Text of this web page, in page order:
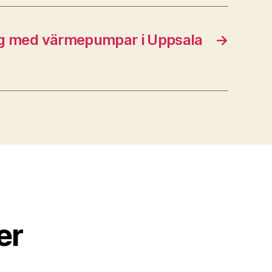
→
med värmepumpar i Uppsala